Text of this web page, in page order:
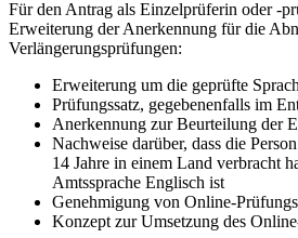
Für den Antrag als Einzelprüferin oder -
Erweiterung der Anerkennung für die
Verlängerungsprüfungen:
Erweiterung um die geprüfte
Prüfungssatz, gegebenenfalls im
Anerkennung zur Beurteilung der
Nachweise darüber, dass die
14 Jahre in einem Land verbracht
Amtssprache Englisch ist
Genehmigung von Online-
Konzept zur Umsetzung des